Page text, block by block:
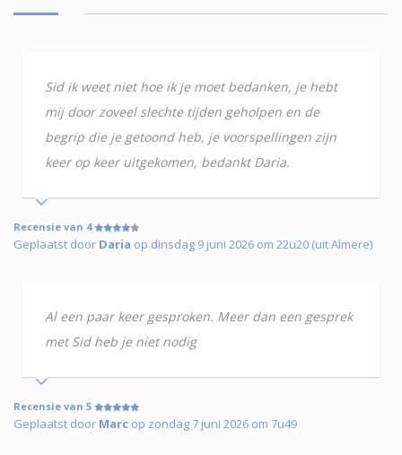
Sid ik weet niet hoe ik je moet bedanken, je hebt
mij door zoveel slechte tijden geholpen en de
begrip die je getoond heb, je voorspellingen zijn
keer op keer uitgekomen, bedankt Daria.
Recensie van 4
Geplaatst door Daria op dinsdag 9 juni 2026 om 22u20 (uit Almere)
Al een paar keer gesproken. Meer dan een gesprek
met Sid heb je niet nodig
Recensie van 5
Geplaatst door Marc op zondag 7 juni 2026 om 7u49